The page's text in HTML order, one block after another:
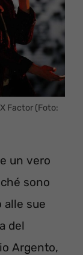
Factor (Foto:
un vero
sono
alle sue
del
Argento,